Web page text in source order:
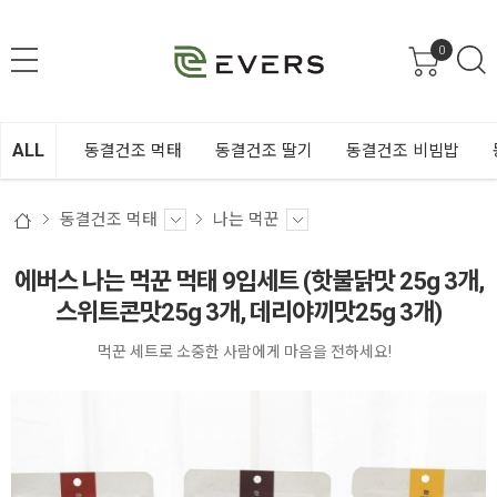
0
ALL 동결건조 먹태 동결건조 딸기 동결건조 비빔밥
동결건조 먹태 나는 먹꾼
에버스 나는 먹꾼 먹태 9입세트 (핫불닭맛 25g 3개,
스위트콘맛25g 3개, 데리야끼맛25g 3개)
먹꾼 세트로 소중한 사람에게 마음을 전하세요!